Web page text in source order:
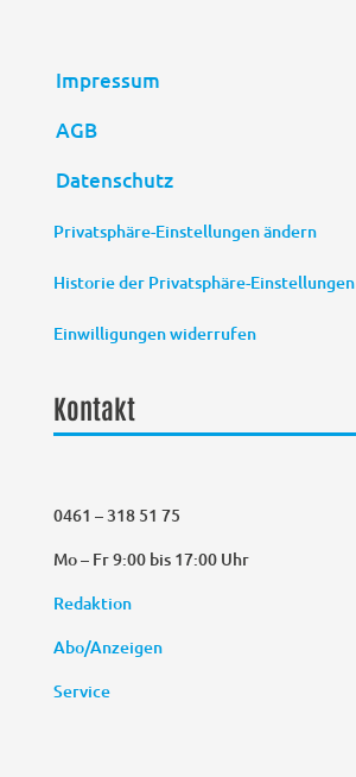
Impressum
AGB
Datenschutz
Privatsphäre-Einstellungen ändern
Historie der Privatsphäre-Einstellungen
Einwilligungen widerrufen
Kontakt
0461 – 318 51 75
Mo – Fr 9:00 bis 17:00 Uhr
Redaktion
Abo/Anzeigen
Service